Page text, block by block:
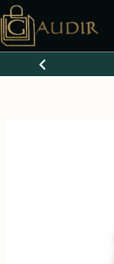
al
contenido
-30%